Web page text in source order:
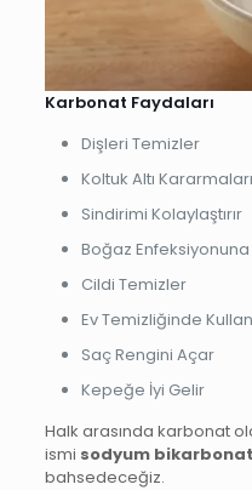
Karbonat Faydaları
Dişleri Temizler
Koltuk Altı
Sindirimi Kolaylaştırır
Boğaz Enfeksiyonuna
Cildi Temizler
Ev Temizliğinde
Saç Rengini Açar
Kepeğe İyi Gelir
Halk arasında karbonat
ismi sodyum bikarbonat
bahsedeceğiz.